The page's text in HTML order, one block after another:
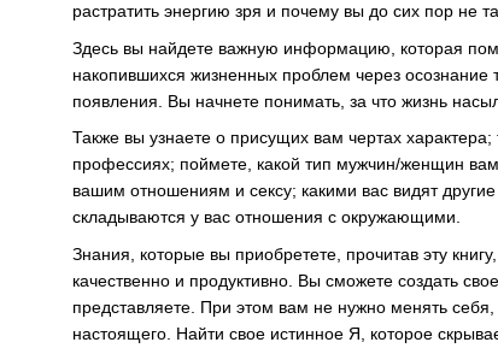
растратить энергию зря и почему вы до сих пор не
Здесь вы найдете важную информацию, которая
накопившихся жизненных проблем через осознание
появления. Вы начнете понимать, за что жизнь
Также вы узнаете о присущих вам чертах
профессиях; поймете, какой тип мужчин/женщин
вашим отношениям и сексу; какими вас видят
складываются у вас отношения с окружающими.
Знания, которые вы приобретете, прочитав эту
качественно и продуктивно. Вы сможете создать
представляете. При этом вам не нужно менять
настоящего. Найти свое истинное Я, которое